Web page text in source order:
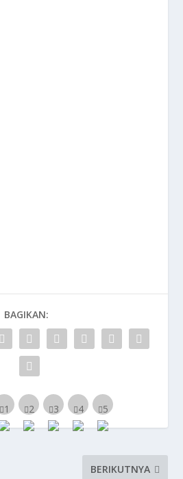
BAGIKAN:
BERIKUTNYA